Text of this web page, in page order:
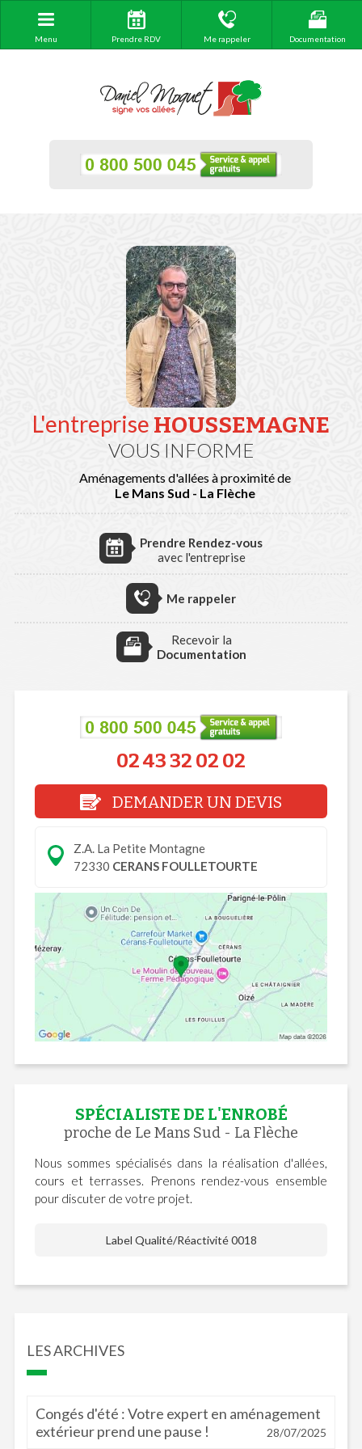
Menu Prendre RDV Me rappeler Documentation
L'entreprise HOUSSEMAGNE
VOUS INFORME
Aménagements d'allées à proximité de
Le Mans Sud - La Flèche
Prendre Rendez-vous
avec l'entreprise
Me rappeler
Recevoir la
Documentation
02 43 32 02 02
DEMANDER UN DEVIS
Z.A. La Petite Montagne
72330 CERANS FOULLETOURTE
SPÉCIALISTE DE L'ENROBÉ
proche de Le Mans Sud - La Flèche
Nous sommes spécialisés dans la réalisation d'allées,
cours et terrasses. Prenons rendez-vous ensemble
pour discuter de votre projet.
Label Qualité/Réactivité 0018
LES ARCHIVES
Congés d'été : Votre expert en aménagement
extérieur prend une pause !
28/07/2025